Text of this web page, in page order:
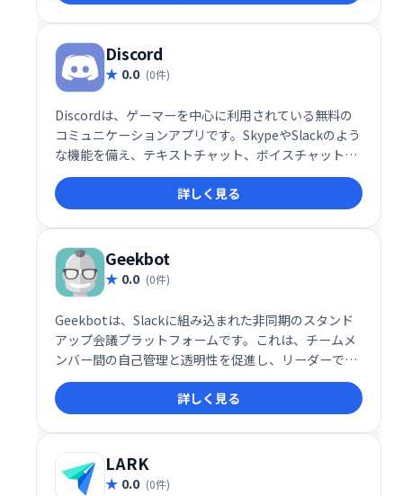
Discord
0.0 (0件)
Discordは、ゲーマーを中心に利用されている無料の
コミュニケーションアプリです。SkypeやSlackのよう
な機能を備え、テキストチャット、ボイスチャット、
ビデオ通話に対応。チームでのゲームプレイ調整や仲
間との交流に最適です。直感的なインターフェース
で、手軽にグループ通話やプライベートな会話も楽し
めます。世界中のユーザーと繋がり、様々なコミュニ
ティに参加することも可能です。
詳しく見る
Geekbot
0.0 (0件)
Geekbotは、Slackに組み込まれた非同期のスタンド
アップ会議プラットフォームです。これは、チームメ
ンバー間の自己管理と透明性を促進し、リーダーであ
るあなたが彼らの作業の進捗状況を迅速に維持するの
に役立ちます。
詳しく見る
LARK
0.0 (0件)